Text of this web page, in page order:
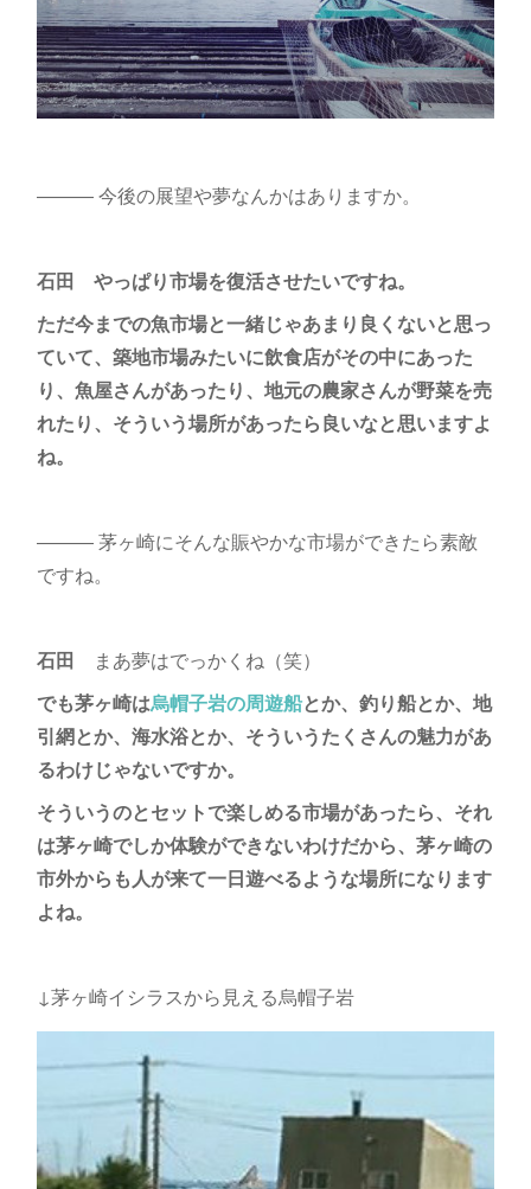
――― 今後の展望や夢なんかはありますか。
石田 やっぱり市場を復活させたいですね。
ただ今までの魚市場と一緒じゃあまり良くないと思っ
ていて、築地市場みたいに飲食店がその中にあった
り、魚屋さんがあったり、地元の農家さんが野菜を売
れたり、そういう場所があったら良いなと思いますよ
ね。
――― 茅ヶ崎にそんな賑やかな市場ができたら素敵
ですね。
石田 まあ夢はでっかくね（笑）
でも茅ヶ崎は烏帽子岩の周遊船とか、釣り船とか、地
引網とか、海水浴とか、そういうたくさんの魅力があ
るわけじゃないですか。
そういうのとセットで楽しめる市場があったら、それ
は茅ヶ崎でしか体験ができないわけだから、茅ヶ崎の
市外からも人が来て一日遊べるような場所になります
よね。
↓茅ヶ崎イシラスから見える烏帽子岩